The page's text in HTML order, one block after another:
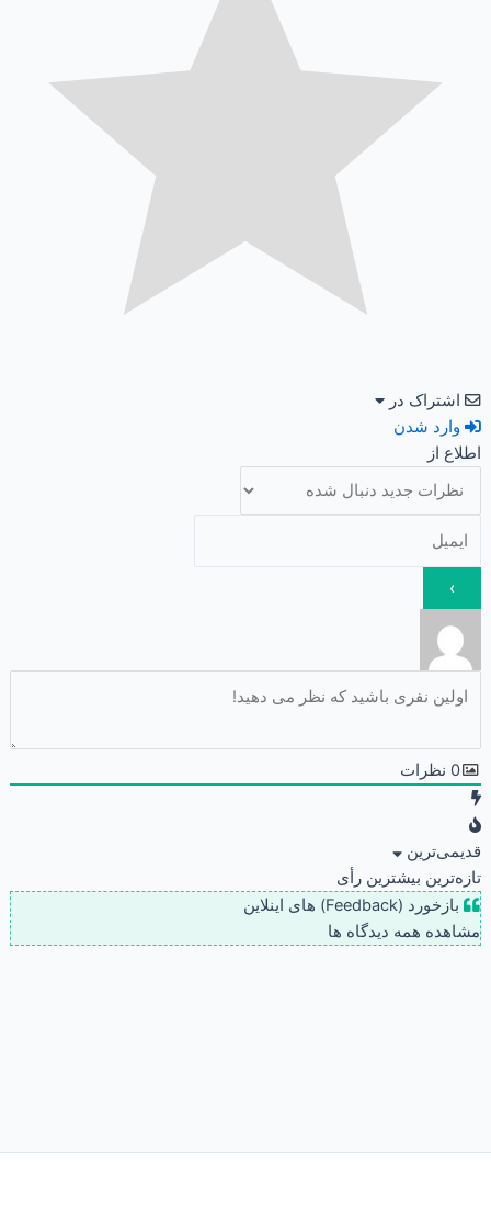
اشتراک در
وارد شدن
اطلاع از
0 نظرات
قدیمی‌ترین
تازه‌ترین بیشترین رأی
بازخورد (Feedback) های اینلاین
مشاهده همه دیدگاه ها